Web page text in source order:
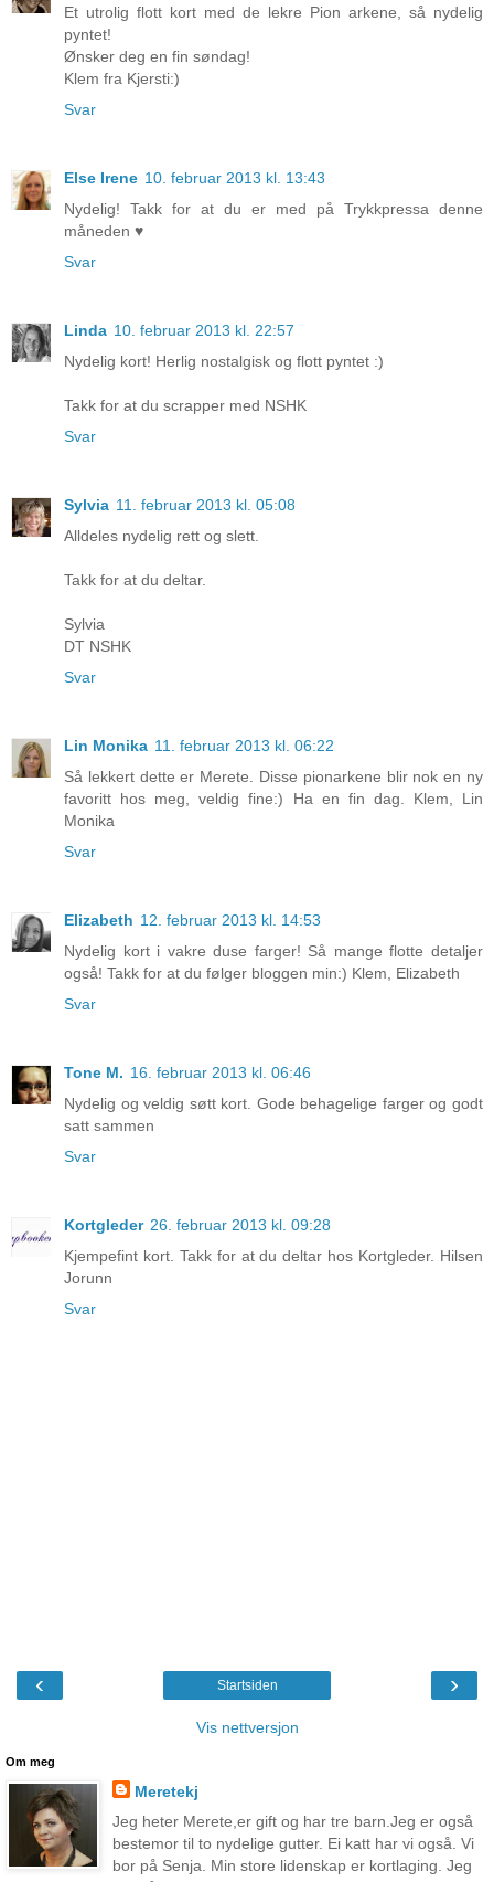
Et utrolig flott kort med de lekre Pion arkene, så nydelig
pyntet!
Ønsker deg en fin søndag!
Klem fra Kjersti:)
Svar
Else Irene 10. februar 2013 kl. 13:43
Nydelig! Takk for at du er med på Trykkpressa denne
måneden ♥
Svar
Linda 10. februar 2013 kl. 22:57
Nydelig kort! Herlig nostalgisk og flott pyntet :)
Takk for at du scrapper med NSHK
Svar
Sylvia 11. februar 2013 kl. 05:08
Alldeles nydelig rett og slett.
Takk for at du deltar.
Sylvia
DT NSHK
Svar
Lin Monika 11. februar 2013 kl. 06:22
Så lekkert dette er Merete. Disse pionarkene blir nok en ny
favoritt hos meg, veldig fine:) Ha en fin dag. Klem, Lin
Monika
Svar
Elizabeth 12. februar 2013 kl. 14:53
Nydelig kort i vakre duse farger! Så mange flotte detaljer
også! Takk for at du følger bloggen min:) Klem, Elizabeth
Svar
Tone M. 16. februar 2013 kl. 06:46
Nydelig og veldig søtt kort. Gode behagelige farger og godt
satt sammen
Svar
Kortgleder 26. februar 2013 kl. 09:28
Kjempefint kort. Takk for at du deltar hos Kortgleder. Hilsen
Jorunn
Svar
‹ ›
Startsiden
Vis nettversjon
Om meg
Meretekj
Jeg heter Merete,er gift og har tre barn.Jeg er også
bestemor til to nydelige gutter. Ei katt har vi også. Vi
bor på Senja. Min store lidenskap er kortlaging. Jeg